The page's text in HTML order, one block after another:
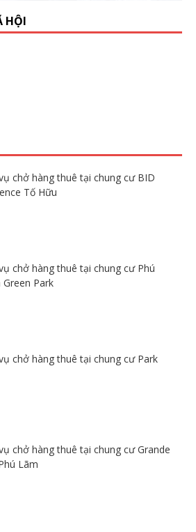
HỘI
chở hàng thuê tại chung cư BID
Tố Hữu
chở hàng thuê tại chung cư Phú
Green Park
chở hàng thuê tại chung cư Park
chở hàng thuê tại chung cư Grande
Lãm